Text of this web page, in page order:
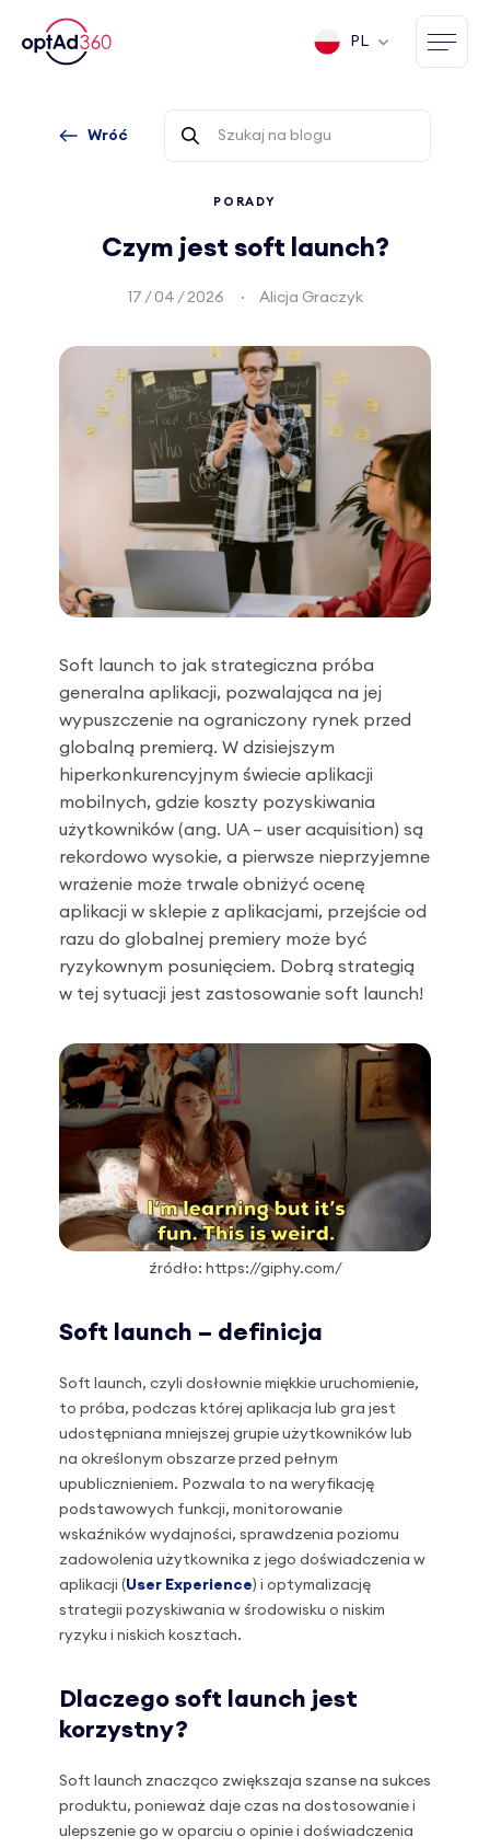
PL
Wróć
PORADY
Czym jest soft launch?
17 / 04 / 2026 Alicja Graczyk
Soft launch to jak strategiczna próba
generalna aplikacji, pozwalająca na jej
wypuszczenie na ograniczony rynek przed
globalną premierą. W dzisiejszym
hiperkonkurencyjnym świecie aplikacji
mobilnych, gdzie koszty pozyskiwania
użytkowników (ang. UA – user acquisition) są
rekordowo wysokie, a pierwsze nieprzyjemne
wrażenie może trwale obniżyć ocenę
aplikacji w sklepie z aplikacjami, przejście od
razu do globalnej premiery może być
ryzykownym posunięciem. Dobrą strategią
w tej sytuacji jest zastosowanie soft launch!
źródło: https://giphy.com/
Soft launch – definicja
Soft launch, czyli dosłownie miękkie uruchomienie,
to próba, podczas której aplikacja lub gra jest
udostępniana mniejszej grupie użytkowników lub
na określonym obszarze przed pełnym
upublicznieniem. Pozwala to na weryfikację
podstawowych funkcji, monitorowanie
wskaźników wydajności, sprawdzenia poziomu
zadowolenia użytkownika z jego doświadczenia w
aplikacji (User Experience) i optymalizację
strategii pozyskiwania w środowisku o niskim
ryzyku i niskich kosztach.
Dlaczego soft launch jest
korzystny?
Soft launch znacząco zwiększaja szanse na sukces
produktu, ponieważ daje czas na dostosowanie i
ulepszenie go w oparciu o opinie i doświadczenia